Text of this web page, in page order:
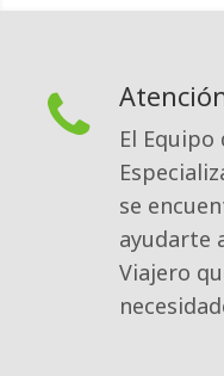
El Equipo
se
ayudarte
Viajero